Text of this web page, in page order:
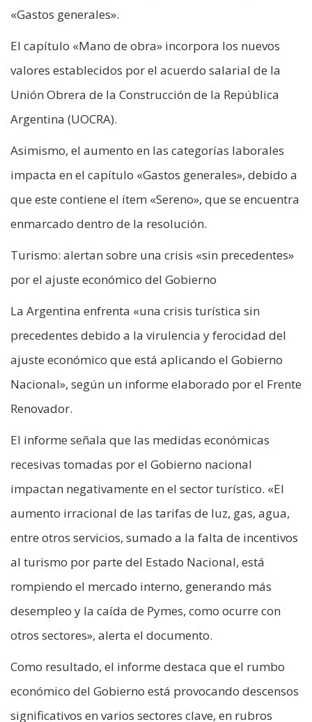
«Gastos generales».
El capítulo «Mano de obra» incorpora los nuevos
valores establecidos por el acuerdo salarial de la
Unión Obrera de la Construcción de la República
Argentina (UOCRA).
Asimismo, el aumento en las categorías laborales
impacta en el capítulo «Gastos generales», debido a
que este contiene el ítem «Sereno», que se encuentra
enmarcado dentro de la resolución.
Turismo: alertan sobre una crisis «sin precedentes»
por el ajuste económico del Gobierno
La Argentina enfrenta «una crisis turística sin
precedentes debido a la virulencia y ferocidad del
ajuste económico que está aplicando el Gobierno
Nacional», según un informe elaborado por el Frente
Renovador.
El informe señala que las medidas económicas
recesivas tomadas por el Gobierno nacional
impactan negativamente en el sector turístico. «El
aumento irracional de las tarifas de luz, gas, agua,
entre otros servicios, sumado a la falta de incentivos
al turismo por parte del Estado Nacional, está
rompiendo el mercado interno, generando más
desempleo y la caída de Pymes, como ocurre con
otros sectores», alerta el documento.
Como resultado, el informe destaca que el rumbo
económico del Gobierno está provocando descensos
significativos en varios sectores clave, en rubros